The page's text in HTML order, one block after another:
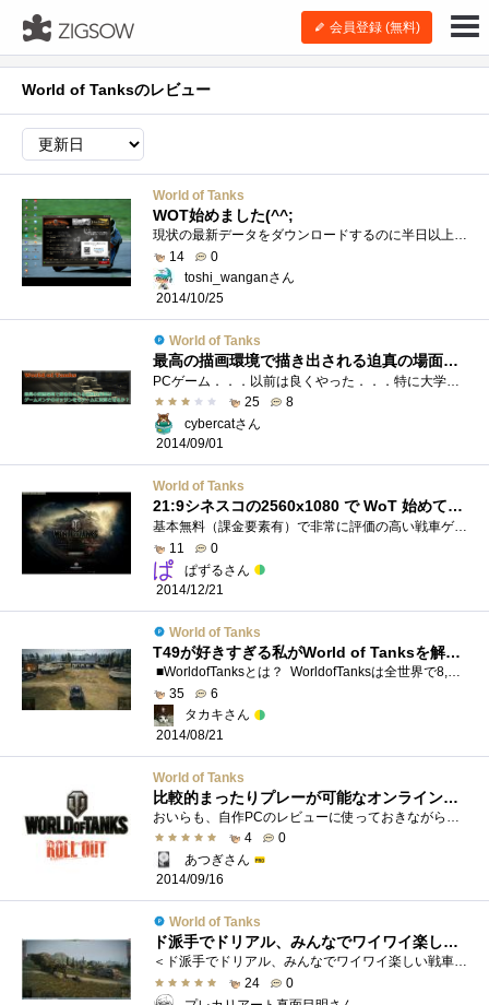
会員登録 (無料)
World of Tanksのレビュー
World of Tanks
WOT始めました(^^;
現状の最新データをダウンロードするのに半日以上費やしまして、まだやり始めたばかりで、判らない事も多いのですが、 ジョイスティックとか...
14
0
toshi_wanganさん
2014/10/25
World of Tanks
最高の描画環境で描き出される迫真の場面はゲームオンチのオッサンをもゲームに没頭させるか？
25
8
cybercatさん
2014/09/01
World of Tanks
21:9シネスコの2560x1080 で WoT 始めてみました
基本無料（課金要素有）で非常に評価の高い戦車ゲーと聞いて始めてみました。ガールズ＆パンツァーの公式コラボMODがあったりと話題性もあり�...
11
0
ぱずるさん
2014/12/21
World of Tanks
T49が好きすぎる私がWorld of Tanksを解説プレイ
■WorldofTanksとは？ WorldofTanksは全世界で8,000万人以上がプレイするオンラインゲームです。1プレイ最大15分なので気が向いたときにさくっとプレ...
35
6
タカキさん
2014/08/21
World of Tanks
比較的まったりプレーが可能なオンラインゲーム
4
0
あつぎさん
2014/09/16
World of Tanks
ド派手でドリアル、みんなでワイワイ楽しい戦車ゲーム「WORLD of TANKS」を遊びまくる！
＜ド派手でドリアル、みんなでワイワイ楽しい戦車ゲーム「WORLDofTANKS」！＞第1回 2014年08月31日 WOTほろ苦デビュー第2回 2014年09月09日 重戦車KV...
24
0